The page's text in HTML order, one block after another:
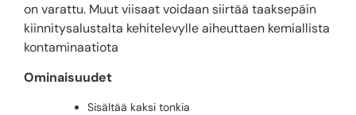
on varattu. Muut viisaat voidaan siirtää taaksepäin
kiinnitysalustalta kehitelevylle aiheuttaen kemiallista
kontaminaatiota
Ominaisuudet
Sisältää kaksi tonkia